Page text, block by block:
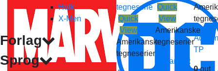
Hulk
X-Men
Forlag
Sprog
Quick
View
Amerikanske
tegneserier
Quick
View
Amerikanske
tegneserier
Aquaman:
TP
0out